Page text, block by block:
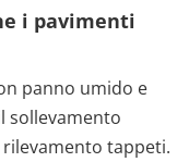
i pavimenti
panno umido e
sollevamento
tappeti.